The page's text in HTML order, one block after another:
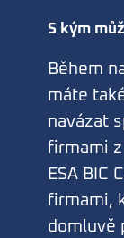
S kým
Během
máte
navázat
firmami
ESA BIC
firmami,
domluvě